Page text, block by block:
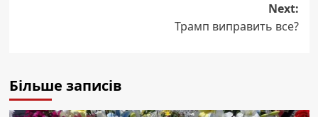
Next:
Трамп виправить все?
Більше записів